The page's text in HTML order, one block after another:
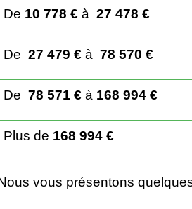
De 10 778 € à 27 478 €
De 27 479 € à 78 570 €
De 78 571 € à 168 994 €
Plus de 168 994 €
vous présentons